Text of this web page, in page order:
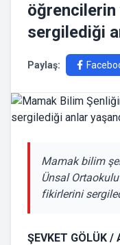
sergilediği
Paylaş:
Mamak bilim
Ünsal
fikirlerini
ŞEVKET GÖLÜK /